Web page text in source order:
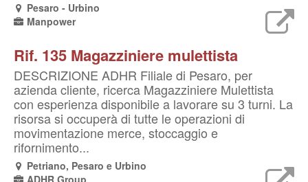
Pesaro - Urbino
Manpower
Rif. 135 Magazziniere mulettista
DESCRIZIONE ADHR Filiale di Pesaro, per
azienda cliente, ricerca Magazziniere Mulettista
con esperienza disponibile a lavorare su 3 turni. La
risorsa si occuperà di tutte le operazioni di
movimentazione merce, stoccaggio e
rifornimento...
Petriano, Pesaro e Urbino
ADHR Group